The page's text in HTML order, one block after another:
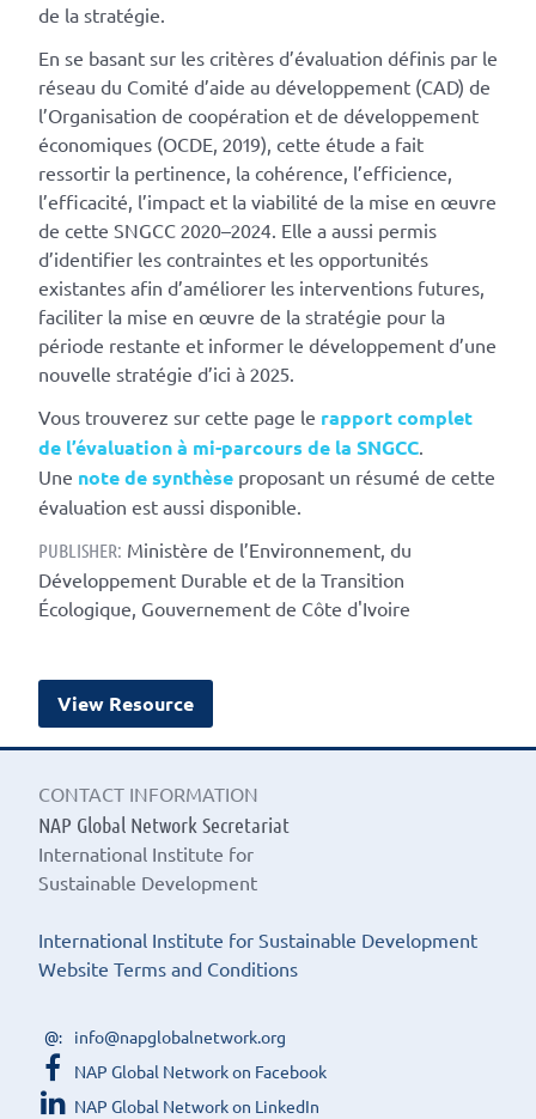
de la stratégie.
En se basant sur les critères d’évaluation définis par le
réseau du Comité d’aide au développement (CAD) de
l’Organisation de coopération et de développement
économiques (OCDE, 2019), cette étude a fait
ressortir la pertinence, la cohérence, l’efficience,
l’efficacité, l’impact et la viabilité de la mise en œuvre
de cette SNGCC 2020–2024. Elle a aussi permis
d’identifier les contraintes et les opportunités
existantes afin d’améliorer les interventions futures,
faciliter la mise en œuvre de la stratégie pour la
période restante et informer le développement d’une
nouvelle stratégie d’ici à 2025.
Vous trouverez sur cette page le rapport complet
de l’évaluation à mi-parcours de la SNGCC.
Une note de synthèse proposant un résumé de cette
évaluation est aussi disponible.
PUBLISHER: Ministère de l’Environnement, du
Développement Durable et de la Transition
Écologique, Gouvernement de Côte d'Ivoire
View Resource
CONTACT INFORMATION
NAP Global Network Secretariat
International Institute for
Sustainable Development
International Institute for Sustainable Development
Website Terms and Conditions
info@napglobalnetwork.org
NAP Global Network on Facebook
NAP Global Network on LinkedIn